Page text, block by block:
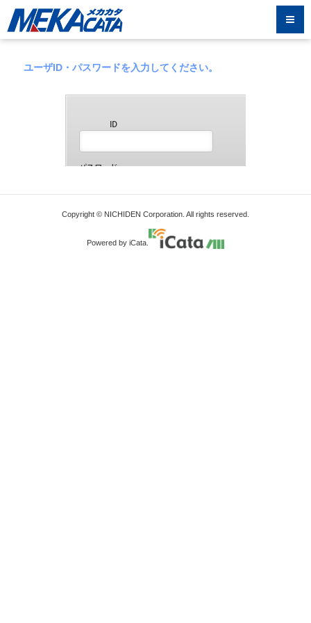
ユーザID・パスワードを入力してください。
Copyright © NICHIDEN Corporation. All rights reserved.
Powered by iCata.